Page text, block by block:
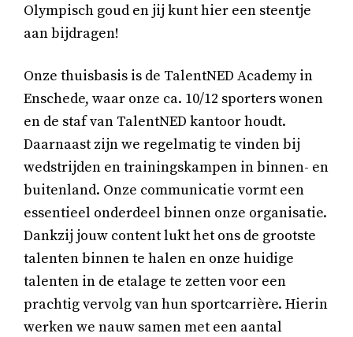
Olympisch goud en jij kunt hier een steentje
aan bijdragen!
Onze thuisbasis is de TalentNED Academy in
Enschede, waar onze ca. 10/12 sporters wonen
en de staf van TalentNED kantoor houdt.
Daarnaast zijn we regelmatig te vinden bij
wedstrijden en trainingskampen in binnen- en
buitenland. Onze communicatie vormt een
essentieel onderdeel binnen onze organisatie.
Dankzij jouw content lukt het ons de grootste
talenten binnen te halen en onze huidige
talenten in de etalage te zetten voor een
prachtig vervolg van hun sportcarrière. Hierin
werken we nauw samen met een aantal